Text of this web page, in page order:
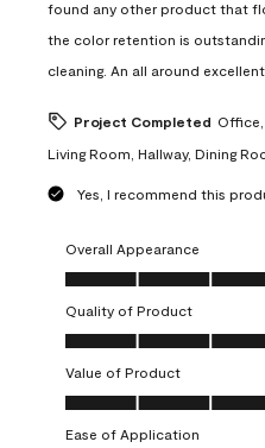
found any other product that
the color retention is
cleaning. An all around
Project Completed
Living Room, Hallway, Dining
Yes, I recommend this
Overall Appearance
Overall Appearance, 5.0 out
Quality of Product
Quality of Product, 5.0 out of
Value of Product
Value of Product, 5.0 out of 5
Ease of Application